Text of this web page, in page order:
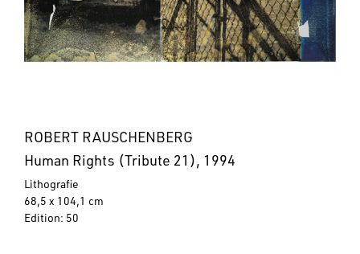
ROBERT RAUSCHENBERG
Human Rights (Tribute 21), 1994
Lithografie
68,5 x 104,1 cm
Edition: 50